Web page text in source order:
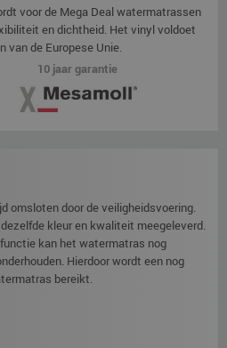
voor de Mega Deal watermatrassen
en dichtheid. Het vinyl voldoet
van de Europese Unie.
10 jaar garantie
omsloten door de veiligheidsvoering.
kleur en kwaliteit meegeleverd.
kan het watermatras nog
Hierdoor wordt een nog
bereikt.